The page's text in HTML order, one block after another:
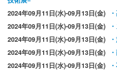
2024年09月11日(水)-09月13日(金)
2024年09月11日(水)-09月13日(金)
2024年09月11日(水)-09月13日(金)
2024年09月11日(水)-09月13日(金)
2024年09月11日(水)-09月13日(金)